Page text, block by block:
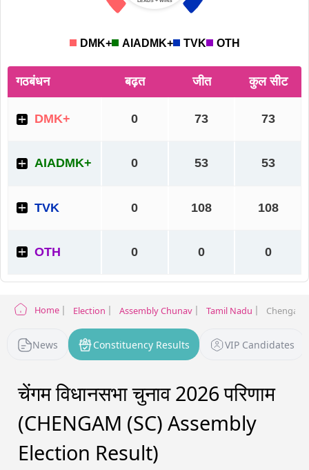
Home Election Assembly Chunav Tamil Nadu Chengam
News Constituency Results VIP Candidates
चेंगम विधानसभा चुनाव 2026 परिणाम
(CHENGAM (SC) Assembly
Election Result)